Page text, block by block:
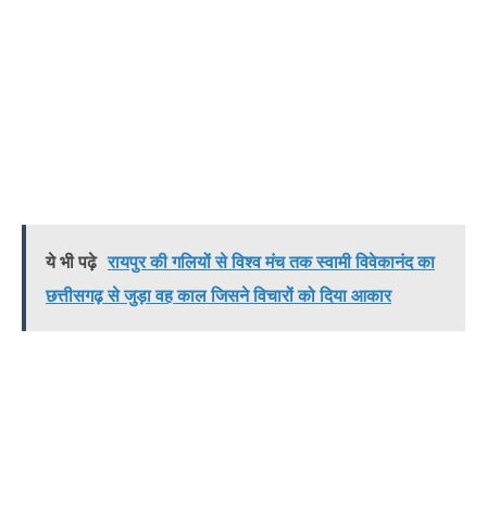
ये भी पढ़े रायपुर की गलियों से विश्व मंच तक स्वामी विवेकानंद का
छत्तीसगढ़ से जुड़ा वह काल जिसने विचारों को दिया आकार